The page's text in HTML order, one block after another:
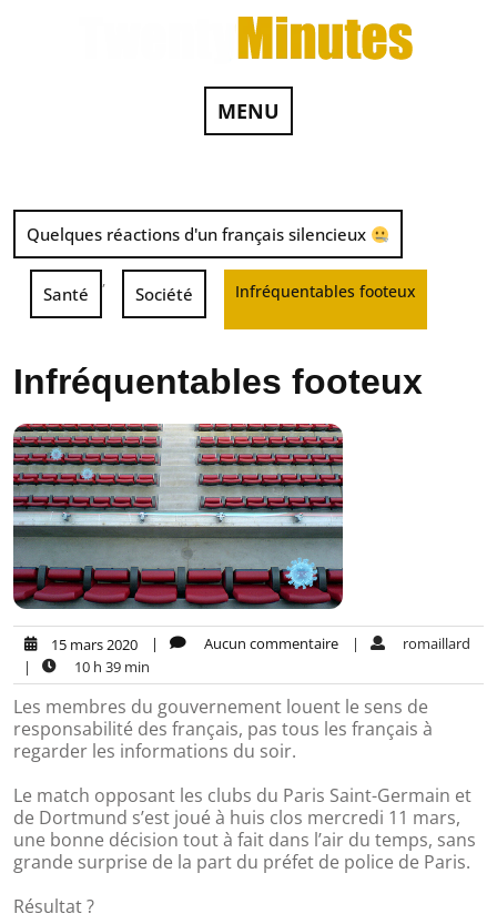
MENU
Quelques réactions d'un français silencieux
Santé
,
Société Infréquentables footeux
Infréquentables footeux
15 mars 2020 | Aucun commentaire |
romaillard
|
10 h 39 min
Les membres du gouvernement louent le sens de
responsabilité des français, pas tous les français à
regarder les informations du soir.
Le match opposant les clubs du Paris Saint-Germain et
de Dortmund s’est joué à huis clos mercredi 11 mars,
une bonne décision tout à fait dans l’air du temps, sans
grande surprise de la part du préfet de police de Paris.
Résultat ?